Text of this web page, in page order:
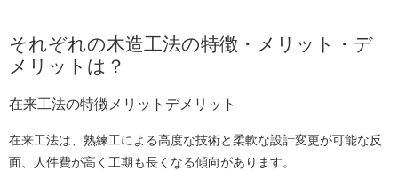
それぞれの木造工法の特徴・メリット・デ
メリットは？
在来工法の特徴メリットデメリット
在来工法は、熟練工による高度な技術と柔軟な設計変更が可能な反
面、人件費が高く工期も長くなる傾向があります。